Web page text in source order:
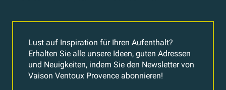
Lust auf Inspiration für Ihren Aufenthalt?
Erhalten Sie alle unsere Ideen, guten Adressen
und Neuigkeiten, indem Sie den Newsletter von
Vaison Ventoux Provence abonnieren!